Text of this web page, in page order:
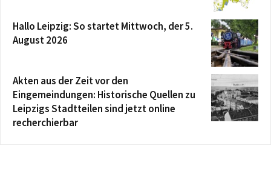
Hallo Leipzig: So startet Mittwoch, der 5.
August 2026
Akten aus der Zeit vor den
Eingemeindungen: Historische Quellen zu
Leipzigs Stadtteilen sind jetzt online
recherchierbar